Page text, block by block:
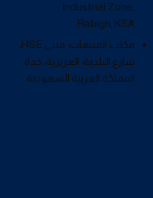
Industrial Zone,
Rabigh, KSA.
مكتب المبيعات: مبنى HSE،
شارع البلدية، العزيزية، جدة،
المملكة العربية السعودية